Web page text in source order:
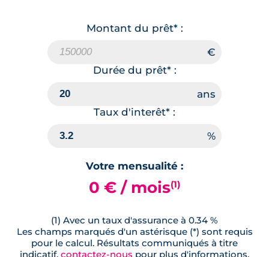
Montant du prêt* :
Durée du prêt* :
Taux d'interêt* :
Votre mensualité :
0 € / mois(1)
(1) Avec un taux d'assurance à 0.34 %
Les champs marqués d'un astérisque (*) sont requis
pour le calcul. Résultats communiqués à titre
indicatif, contactez-nous pour plus d'informations.